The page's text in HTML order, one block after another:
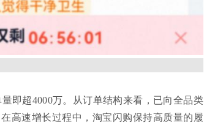
即超4000万。从订单结构来看，已向全品类
高速增长过程中，淘宝闪购保持高质量的履